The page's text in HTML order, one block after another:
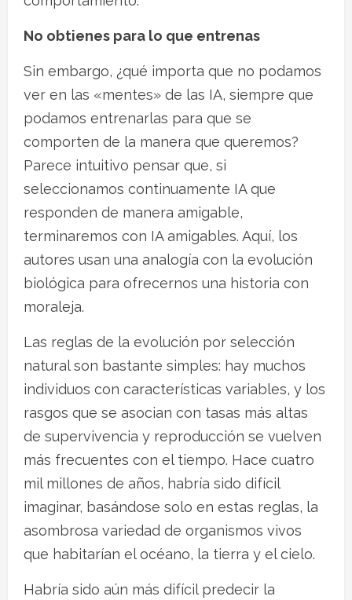
No obtienes para lo que entrenas
Sin embargo, ¿qué importa que no podamos
ver en las «mentes» de las IA, siempre que
podamos entrenarlas para que se
comporten de la manera que queremos?
Parece intuitivo pensar que, si
seleccionamos continuamente IA que
responden de manera amigable,
terminaremos con IA amigables. Aquí, los
autores usan una analogía con la evolución
biológica para ofrecernos una historia con
moraleja.
Las reglas de la evolución por selección
natural son bastante simples: hay muchos
individuos con características variables, y los
rasgos que se asocian con tasas más altas
de supervivencia y reproducción se vuelven
más frecuentes con el tiempo. Hace cuatro
mil millones de años, habría sido difícil
imaginar, basándose solo en estas reglas, la
asombrosa variedad de organismos vivos
que habitarían el océano, la tierra y el cielo.
Habría sido aún más difícil predecir la